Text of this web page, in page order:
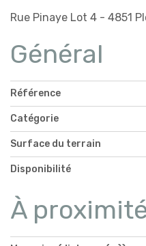
Rue Pinaye Lot 4 - 4851
Général
Référence
Catégorie
Surface du terrain
Disponibilité
À